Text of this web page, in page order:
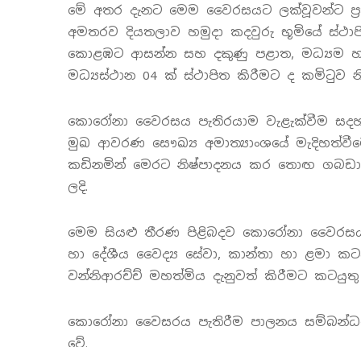
මේ අතර දැනට මෙම වෛරසයට ලක්වූවන්ට
අමතරව දියතලාව හමුදා කදවුරු භූමියේ
කොළඹට ආසන්න සහ දකුණු පළාත, මධ්‍යම
මධ්‍යස්ථාන 04 ක් ස්ථාපිත කිරීමට ද කමිටුව
කොරෝනා වෛරසය පැතිරයාම වැළැක්වීම
මුඛ ආවරණ සෞඛ්‍ය අමාත්‍යාංශයේ
කඩිනමින් මෙරට නිෂ්පාදනය කර තොඟ
ලදි.
මෙම සියළු තීරණ පිළිබදව කොරෝනා
හා දේශීය වෛද්‍ය සේවා, කාන්තා හා ළමා
වන්නිආරච්ච් මහත්මිය දැනුවත් කිරීමට කටයුතු
කොරෝනා වෛසරය පැතිරීම පාලනය
වේ.